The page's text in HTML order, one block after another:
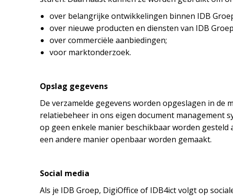
over belangrijke ontwikkelingen binnen IDB
over nieuwe producten en diensten van IDB
over commerciële aanbiedingen;
voor marktonderzoek.
Opslag gegevens
De verzamelde gegevens worden opgeslagen in
relatiebeheer in ons eigen document management
op geen enkele manier beschikbaar worden
een andere manier openbaar worden gemaakt.
Social media
Als je IDB Groep, DigiOffice of IDB4ict volgt op